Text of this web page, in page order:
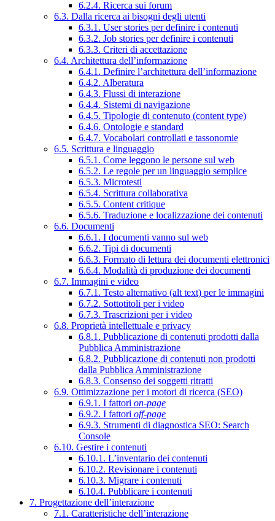
6.2.4. Ricerca sui forum
6.3. Dalla ricerca ai bisogni degli utenti
6.3.1. User stories per definire i contenuti
6.3.2. Job stories per definire i contenuti
6.3.3. Criteri di accettazione
6.4. Architettura dell’informazione
6.4.1. Definire l’architettura dell’informazione
6.4.2. Alberatura
6.4.3. Flussi di interazione
6.4.4. Sistemi di navigazione
6.4.5. Tipologie di contenuto (content type)
6.4.6. Ontologie e standard
6.4.7. Vocabolari controllati e tassonomie
6.5. Scrittura e linguaggio
6.5.1. Come leggono le persone sul web
6.5.2. Le regole per un linguaggio semplice
6.5.3. Microtesti
6.5.4. Scrittura collaborativa
6.5.5. Content critique
6.5.6. Traduzione e localizzazione dei contenuti
6.6. Documenti
6.6.1. I documenti vanno sul web
6.6.2. Tipi di documenti
6.6.3. Formato di lettura dei documenti elettronici
6.6.4. Modalità di produzione dei documenti
6.7. Immagini e video
6.7.1. Testo alternativo (alt text) per le immagini
6.7.2. Sottotitoli per i video
6.7.3. Trascrizioni per i video
6.8. Proprietà intellettuale e privacy
6.8.1. Pubblicazione di contenuti prodotti dalla
Pubblica Amministrazione
6.8.2. Pubblicazione di contenuti non prodotti
dalla Pubblica Amministrazione
6.8.3. Consenso dei soggetti ritratti
6.9. Ottimizzazione per i motori di ricerca (SEO)
6.9.1. I fattori on-page
6.9.2. I fattori off-page
6.9.3. Strumenti di diagnostica SEO: Search
Console
6.10. Gestire i contenuti
6.10.1. L’inventario dei contenuti
6.10.2. Revisionare i contenuti
6.10.3. Migrare i contenuti
6.10.4. Pubblicare i contenuti
7. Progettazione dell’interazione
7.1. Caratteristiche dell’interazione